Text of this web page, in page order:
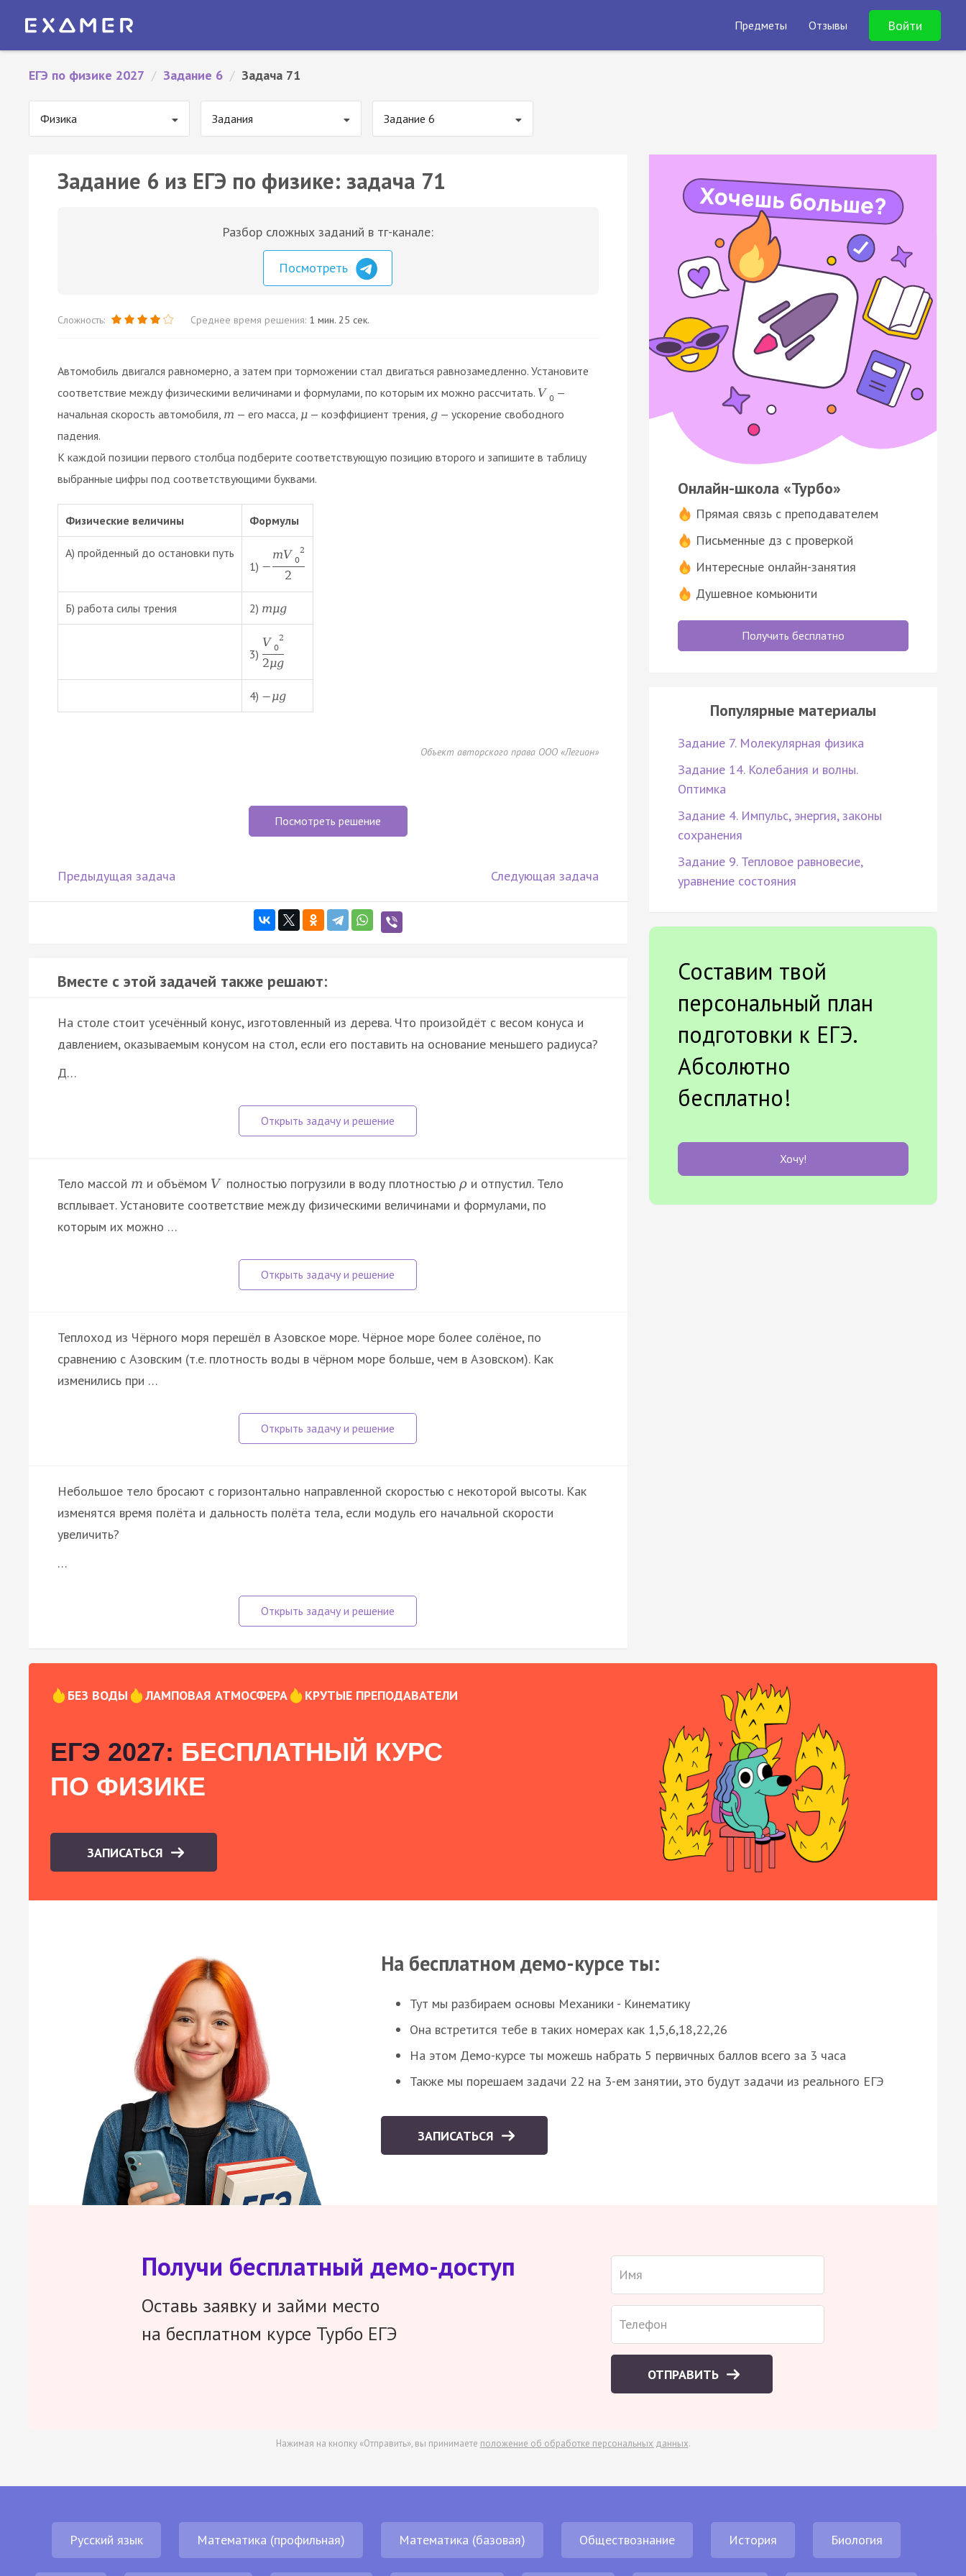
Предметы Отзывы Войти
ЕГЭ по физике 2027 / Задание 6 / Задача 71
Физика Задания Задание 6
Задание 6 из ЕГЭ по физике: задача 71
Разбор сложных заданий в тг-канале:
Посмотреть
Сложность: Среднее время решения: 1 мин. 25 сек.
Автомобиль двигался равномерно, а затем при торможении стал двигаться равнозамедленно. Установите
соответствие между физическими величинами и формулами, по которым их можно рассчитать. V 0 —
начальная скорость автомобиля, m — его масса, μ — коэффициент трения, g — ускорение свободного
падения.
К каждой позиции первого столбца подберите соответствующую позицию второго и запишите в таблицу
выбранные цифры под соответствующими буквами.
Физические величины Формулы
А) пройденный до остановки путь
1) −
mV 0
2
2
Б) работа силы трения 2) mμg
3)
V 0
2
2μg
4) −μg
Объект авторского права ООО «Легион»
Посмотреть решение
Предыдущая задача Следующая задача
Вместе с этой задачей также решают:
На столе стоит усечённый конус, изготовленный из дерева. Что произойдёт с весом конуса и
давлением, оказываемым конусом на стол, если его поставить на основание меньшего радиуса?
Д…
Тело массой m и объёмом V полностью погрузили в воду плотностьюρ и отпустил. Тело
всплывает. Установите соответствие между физическими величинами и формулами, по
которым их можно …
Теплоход из Чёрного моря перешёл в Азовское море. Чёрное море более солёное, по
сравнению с Азовским (т.е. плотность воды в чёрном море больше, чем в Азовском). Как
изменились при …
Небольшое тело бросают с горизонтально направленной скоростью с некоторой высоты. Как
изменятся время полёта и дальность полёта тела, если модуль его начальной скорости
увеличить?
…
Онлайн-школа «Турбо»
Прямая связь с преподавателем
Письменные дз с проверкой
Интересные онлайн-занятия
Душевное комьюнити
Получить бесплатно
Популярные материалы
Задание 7. Молекулярная физика
Задание 14. Колебания и волны.
Оптимка
Задание 4. Импульс, энергия, законы
сохранения
Задание 9. Тепловое равновесие,
уравнение состояния
Составим твой
персональный план
подготовки к ЕГЭ.
Абсолютно
бесплатно!
Хочу!
БЕЗ ВОДЫ ЛАМПОВАЯ АТМОСФЕРА КРУТЫЕ ПРЕПОДАВАТЕЛИ
ЕГЭ 2027: БЕСПЛАТНЫЙ КУРС
ПО ФИЗИКЕ
ЗАПИСАТЬСЯ
На бесплатном демо-курсе ты:
Тут мы разбираем основы Механики - Кинематику
Она встретится тебе в таких номерах как 1,5,6,18,22,26
На этом Демо-курсе ты можешь набрать 5 первичных баллов всего за 3 часа
Также мы порешаем задачи 22 на 3-ем занятии, это будут задачи из реального ЕГЭ
ЗАПИСАТЬСЯ
Получи бесплатный демо-доступ
Оставь заявку и займи место
на бесплатном курсе Турбо ЕГЭ
ОТПРАВИТЬ
Нажимая на кнопку «Отправить», вы принимаете положение об обработке персональных данных.
Русский язык Математика (профильная) Математика (базовая) Обществознание История Биология